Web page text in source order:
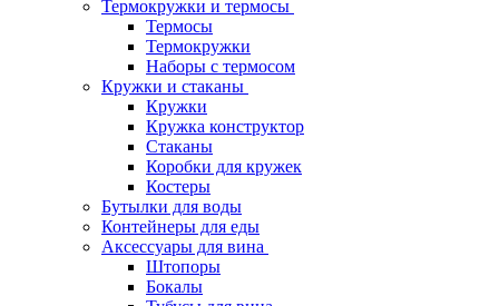
Термокружки и термосы
Термосы
Термокружки
Наборы с термосом
Кружки и стаканы
Кружки
Кружка конструктор
Стаканы
Коробки для кружек
Костеры
Бутылки для воды
Контейнеры для еды
Аксессуары для вина
Штопоры
Бокалы